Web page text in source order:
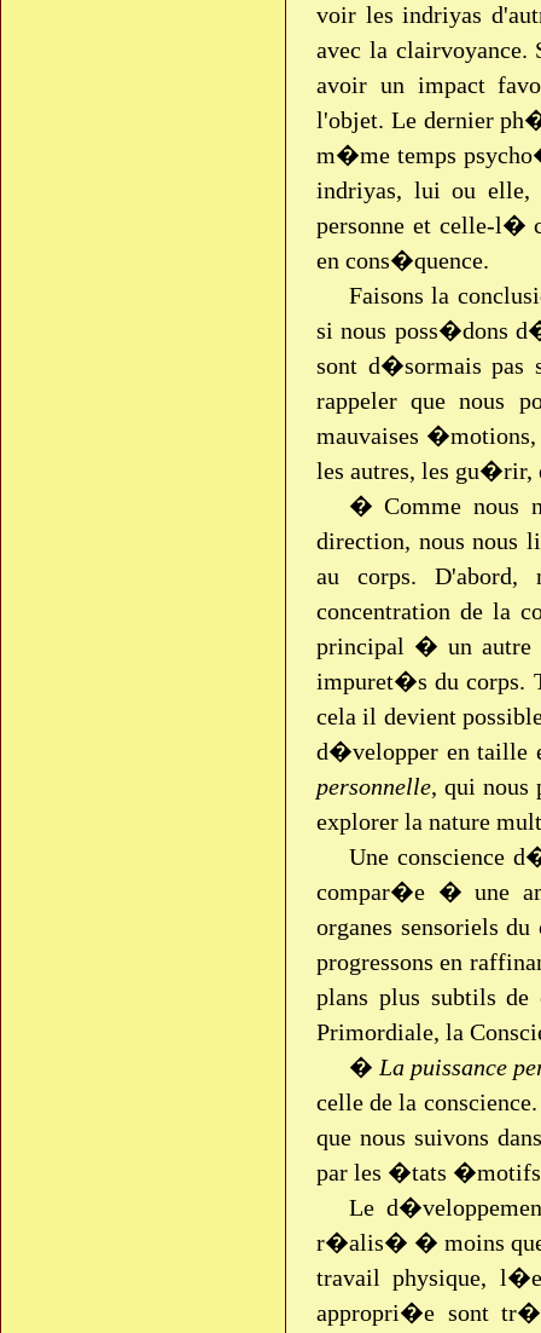
voir les indriyas
avec la
avoir un impact
l'objet. Le dernier
m�me temps
indriyas, lui ou elle,
personne et celle-l�
en cons�quence.
Faisons la
si nous poss�dons
sont d�sormais pas
rappeler que nous
mauvaises
les autres, les gu�rir,
� Comme nous
direction, nous nous
au corps. D'abord,
concentration de la
principal � un autre
impuret�s du corps.
cela il devient
d�velopper en taille
personnelle, qui
explorer la nature
Une conscience
compar�e � une
organes sensoriels
progressons en
plans plus subtils
Primordiale, la
� La puissance
celle de la
que nous suivons
par les �tats �motifs
Le
r�alis� � moins que
travail physique,
appropri�e sont